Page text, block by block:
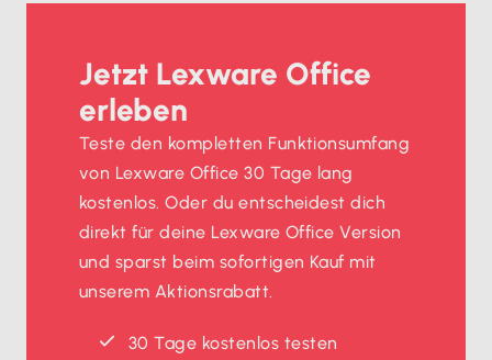
Jetzt Lexware Office
erleben
Teste den kompletten Funktionsumfang
von Lexware Office 30 Tage lang
kostenlos. Oder du entscheidest dich
direkt für deine Lexware Office Version
und sparst beim sofortigen Kauf mit
unserem Aktionsrabatt.
30 Tage kostenlos testen